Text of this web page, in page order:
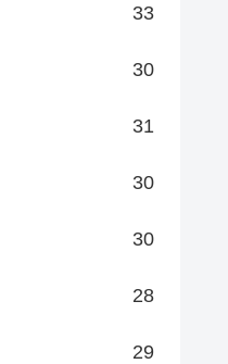
33
30
31
30
30
28
29